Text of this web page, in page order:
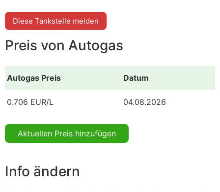
Diese Tankstelle melden
Preis von Autogas
Autogas Preis Datum
0.706 EUR/L 04.08.2026
Aktuellen Preis hinzufügen
Info ändern